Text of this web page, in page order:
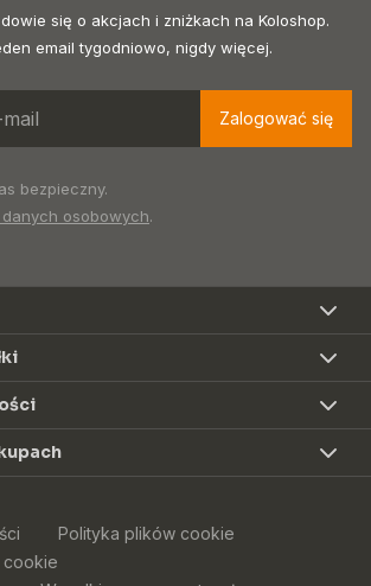
się o akcjach i zniżkach na Koloshop.
email tygodniowo, nigdy więcej.
Zalogować się
bezpieczny.
osobowych.
Polityka plików cookie
cookie